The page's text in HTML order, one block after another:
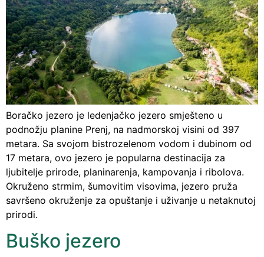
Boračko jezero je ledenjačko jezero smješteno u
podnožju planine Prenj, na nadmorskoj visini od 397
metara. Sa svojom bistrozelenom vodom i dubinom od
17 metara, ovo jezero je popularna destinacija za
ljubitelje prirode, planinarenja, kampovanja i ribolova.
Okruženo strmim, šumovitim visovima, jezero pruža
savršeno okruženje za opuštanje i uživanje u netaknutoj
prirodi.
Buško jezero